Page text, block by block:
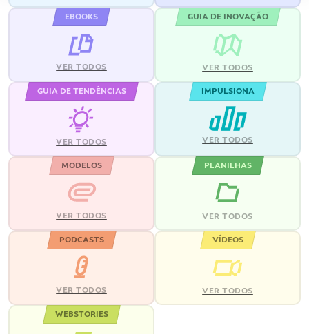
EBOOKS
VER TODOS
GUIA DE INOVAÇÃO
VER TODOS
GUIA DE TENDÊNCIAS
VER TODOS
IMPULSIONA
VER TODOS
MODELOS
VER TODOS
PLANILHAS
VER TODOS
PODCASTS
VER TODOS
VÍDEOS
VER TODOS
WEBSTORIES